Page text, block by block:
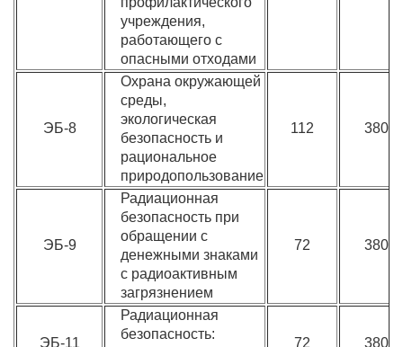
учреждения,
работающего с
опасными отходами
ЭБ-8
Охрана окружающей
среды,
экологическая
безопасность и
рациональное
природопользование
112 3800
ЭБ-9
Радиационная
безопасность при
обращении с
денежными знаками
с радиоактивным
загрязнением
72 3800
ЭБ-11
Радиационная
безопасность:
72 3800